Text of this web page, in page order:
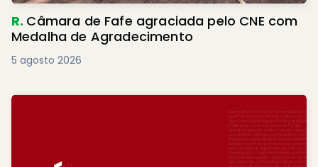
R. Câmara de Fafe agraciada pelo CNE com
Medalha de Agradecimento
5 agosto 2026